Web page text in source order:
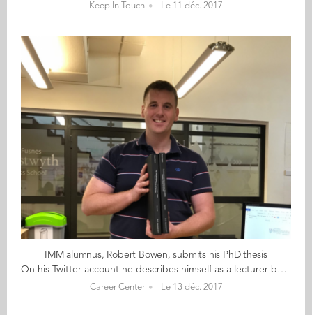
Keep In Touch Le 11 déc. 2017
IMM alumnus, Robert Bowen, submits his PhD thesis
On his Twitter account he describes himself as a lecturer but also as a researcher on “food and drink SMEs and place-based marketing, a linguist and a touch rugby player/referee.” Robert Bowen, IMM 12, has just submitted his PhD thesis to Aberystwyth University in Wales. His field of study is international entrepreneurship and his PhD focuses on a comparative study of the internationalisation of food and drink SMEs in Wales and Brittany. Robert first came to Nantes in 2004 as an Erasmus student from Cardiff University in Wales. “Nantes has a strong connection with Cardiff” he says “it was logical to go there”. He stayed in Nantes for 7 years, teaching English at the university and the chamber of commerce, before enrolling on the IMM programme at Audencia. While studying at Audencia, Robert’s interest for entrepreneurship defined itself and became the driver for his next career move, a PhD. “After my IMM, I went back to Wales and started teaching and research for my PhD at Aberystwyth.” 4 years, 85,166 words and 404 pages later, his PhD became a reality. “It’s opened up new opportunities for me” Robert says. “I have a new position as Lecturer at Swansea University and my connection with Audencia came full circle when I was invited back to the school to teach a course on marketing to students of the IMM programme.” Congratulations Robert for reaching this milestone. We are looking forward to hearing that you have successfully defended your thesis (January/February 2018) and to seeing you soon in the classrooms of Audencia!
Career Center Le 13 déc. 2017